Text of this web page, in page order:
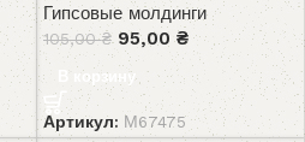
Гипсовые молдинги
105,00₴ 95,00₴
В корзину
Артикул: М67475